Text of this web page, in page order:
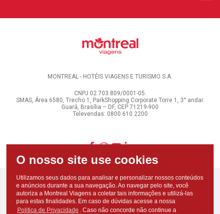
MONTREAL - HOTÉIS VIAGENS E TURISMO S.A.
CNPJ 02.703.809/0001-05.
SMAS, Área 6580, Trecho 1, ParkShopping Corporate Torre 1, 3° andar.
Guará, Brasília – DF, CEP 71219-900
Televendas: 0800 610 2200
Utilizamos seus dados para analisar e personalizar nossos conteúdos
e anúncios durante a sua navegação. Ao navegar pelo site, você
autoriza a Montreal Viagens a coletar tais informações e utilizá-las
para estas finalidades. Em caso de dúvidas acesse a nossa
Politica de Privacidade . Caso não concorde não continue a